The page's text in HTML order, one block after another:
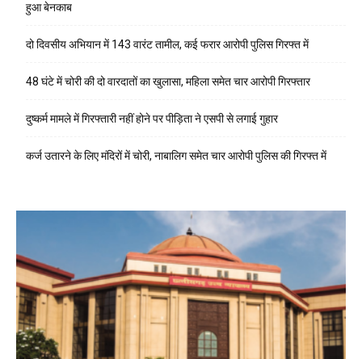
हुआ बेनकाब
दो दिवसीय अभियान में 143 वारंट तामील, कई फरार आरोपी पुलिस गिरफ्त में
48 घंटे में चोरी की दो वारदातों का खुलासा, महिला समेत चार आरोपी गिरफ्तार
दुष्कर्म मामले में गिरफ्तारी नहीं होने पर पीड़िता ने एसपी से लगाई गुहार
कर्ज उतारने के लिए मंदिरों में चोरी, नाबालिग समेत चार आरोपी पुलिस की गिरफ्त में